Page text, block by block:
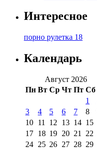
Интересное
порно рулетка 18
Календарь
Август 2026
Пн Вт Ср Чт Пт Сб
1
3
4 5 6 7 8
10 11 12 13 14 15
17 18 19 20 21 22
24 25 26 27 28 29